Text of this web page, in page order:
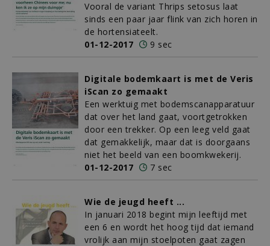
Vooral de variant Thrips setosus laat
sinds een paar jaar flink van zich horen in
de hortensiateelt.
01-12-2017
9 sec
Digitale bodemkaart is met de Veris
iScan zo gemaakt
Een werktuig met bodemscanapparatuur
dat over het land gaat, voortgetrokken
door een trekker. Op een leeg veld gaat
dat gemakkelijk, maar dat is doorgaans
niet het beeld van een boomkwekerij.
01-12-2017
7 sec
Wie de jeugd heeft ...
In januari 2018 begint mijn leeftijd met
een 6 en wordt het hoog tijd dat iemand
vrolijk aan mijn stoelpoten gaat zagen